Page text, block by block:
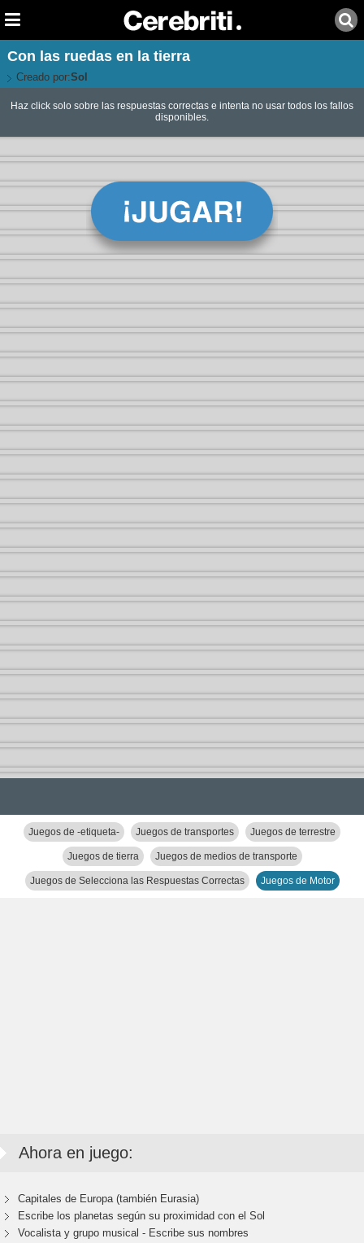
Con las ruedas en la tierra
Creado por:Sol
Haz click solo sobre las respuestas correctas e intenta no usar todos los fallos
disponibles.
Juegos de -etiqueta- Juegos de transportes Juegos de terrestre
Juegos de tierra Juegos de medios de transporte
Juegos de Selecciona las Respuestas Correctas Juegos de Motor
Ahora en juego:
Capitales de Europa (también Eurasia)
Escribe los planetas según su proximidad con el Sol
Vocalista y grupo musical - Escribe sus nombres